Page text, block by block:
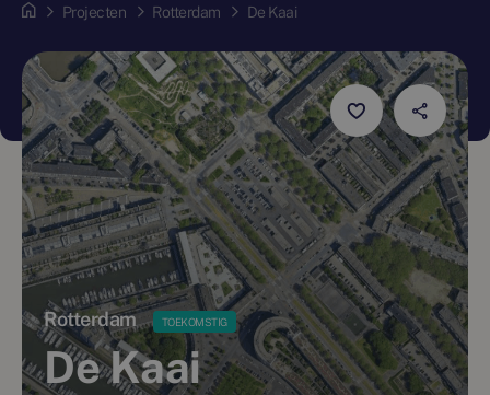
Projecten Rotterdam De Kaai
Rotterdam TOEKOMSTIG
De Kaai